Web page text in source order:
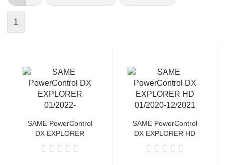
1
SAME PowerControl
DX EXPLORER
SAME PowerControl
DX EXPLORER HD